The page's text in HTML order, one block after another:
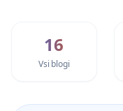
16
Vsi blogi